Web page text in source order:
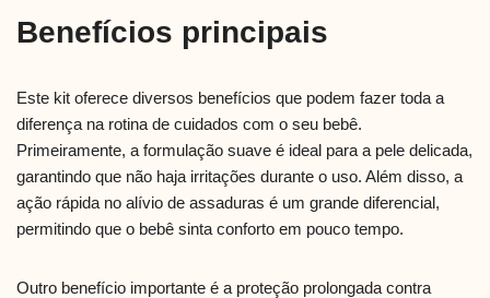
Benefícios principais
Este kit oferece diversos benefícios que podem fazer toda a
diferença na rotina de cuidados com o seu bebê.
Primeiramente, a formulação suave é ideal para a pele delicada,
garantindo que não haja irritações durante o uso. Além disso, a
ação rápida no alívio de assaduras é um grande diferencial,
permitindo que o bebê sinta conforto em pouco tempo.
Outro benefício importante é a proteção prolongada contra